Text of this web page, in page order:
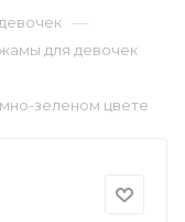
—
для девочек
зеленом цвете